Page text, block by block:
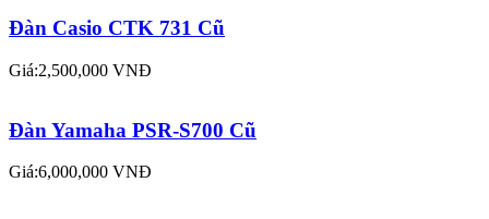
Đàn Casio CTK 731 Cũ
Giá:2,500,000 VNĐ
Đàn Yamaha PSR-S700 Cũ
Giá:6,000,000 VNĐ